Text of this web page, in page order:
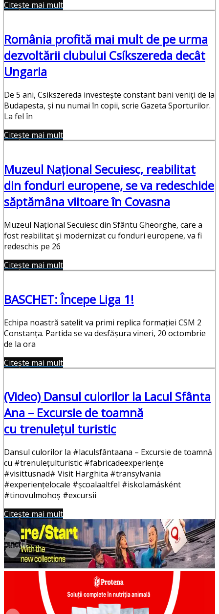
Citește mai mult
România profită mai mult de pe urma
dezvoltării clubului Csíkszereda decât
Ungaria
De 5 ani, Csikszereda investește constant bani veniți de la
Budapesta, și nu numai în copii, scrie Gazeta Sporturilor.
La fel în
Citește mai mult
Muzeul Naţional Secuiesc, reabilitat
din fonduri europene, se va redeschide
săptămâna viitoare în Covasna
Muzeul Naţional Secuiesc din Sfântu Gheorghe, care a
fost reabilitat şi modernizat cu fonduri europene, va fi
redeschis pe 26
Citește mai mult
BASCHET: Începe Liga 1!
Echipa noastră satelit va primi replica formaţiei CSM 2
Constanţa. Partida se va desfăşura vineri, 20 octombrie
de la ora
Citește mai mult
(Video) Dansul culorilor la Lacul Sfânta
Ana – Excursie de toamnă
cu trenulețul turistic
Dansul culorilor la #laculsfântaana – Excursie de toamnă
cu #trenulețulturistic #fabricadeexperiențe
#visittusnad# Visit Harghita #transylvania
#experiențelocale #școalaaltfel #iskolamásként
#tinovulmohoș #excursii
Citește mai mult